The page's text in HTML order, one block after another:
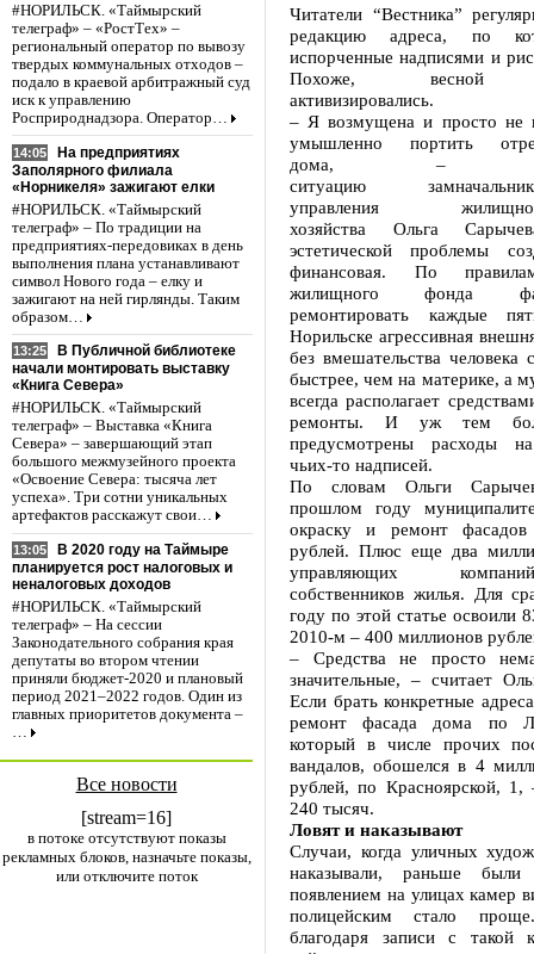
#НОРИЛЬСК. «Таймырский
телеграф» – «РостТех» –
региональный оператор по вывозу
твердых коммунальных отходов –
подало в краевой арбитражный суд
иск к управлению
Росприроднадзора. Оператор…
14:05
На предприятиях
Заполярного филиала
«Норникеля» зажигают елки
#НОРИЛЬСК. «Таймырский
телеграф» – По традиции на
предприятиях-передовиках в день
выполнения плана устанавливают
символ Нового года – елку и
зажигают на ней гирлянды. Таким
образом…
13:25
В Публичной библиотеке
начали монтировать выставку
«Книга Севера»
#НОРИЛЬСК. «Таймырский
телеграф» – Выставка «Книга
Севера» – завершающий этап
большого межмузейного проекта
«Освоение Севера: тысяча лет
успеха». Три сотни уникальных
артефактов расскажут свои…
13:05
В 2020 году на Таймыре
планируется рост налоговых и
неналоговых доходов
#НОРИЛЬСК. «Таймырский
телеграф» – На сессии
Законодательного собрания края
депутаты во втором чтении
приняли бюджет-2020 и плановый
период 2021–2022 годов. Один из
главных приоритетов документа –
…
Все новости
[stream=16]
в потоке отсутствуют показы
рекламных блоков, назначьте показы,
или отключите поток
Читатели “Вестника”
редакцию адреса, по
испорченные надписями и
Похоже, весной
активизировались.
– Я возмущена и просто не
умышленно портить
дома, –
ситуацию
управления жилищно-
хозяйства Ольга
эстетической проблемы
финансовая. По
жилищного фонда
ремонтировать каждые
Норильске агрессивная
без вмешательства человека
быстрее, чем на материке, а
всегда располагает
ремонты. И уж тем
предусмотрены расходы
чьих-то надписей.
По словам Ольги
прошлом году
окраску и ремонт
рублей. Плюс еще два
управляющих
собственников жилья. Для
году по этой статье освоили
2010-м – 400 миллионов
– Средства не просто
значительные, – считает
Если брать конкретные
ремонт фасада дома по
который в числе прочих
вандалов, обошелся в 4
рублей, по Красноярской,
240 тысяч.
Ловят и наказывают
Случаи, когда уличных
наказывали, раньше
появлением на улицах камер
полицейским стало
благодаря записи с такой